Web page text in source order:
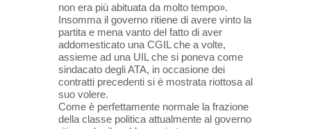
non era più abituata da molto tempo».
Insomma il governo ritiene di avere vinto la
partita e mena vanto del fatto di aver
addomesticato una CGIL che a volte,
assieme ad una UIL che si poneva come
sindacato degli ATA, in occasione dei
contratti precedenti si è mostrata riottosa al
suo volere.
Come è perfettamente normale la frazione
della classe politica attualmente al governo